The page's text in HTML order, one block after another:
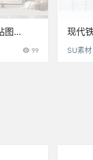
图
99
现代
护栏
SU素材